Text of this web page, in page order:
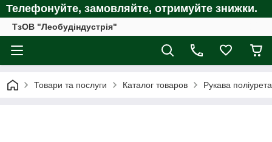
Телефонуйте, замовляйте, отримуйтезнижки.
ТзОВ "Леобудіндустрія"
Товари та послуги Каталог товаров Рукава